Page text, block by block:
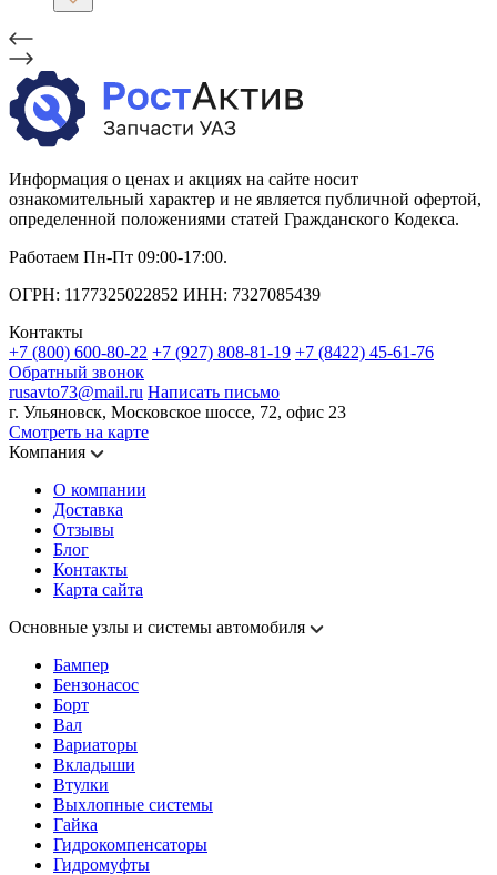
Информация о ценах и акциях на сайте носит
ознакомительный характер и не является публичной офертой,
определенной положениями статей Гражданского Кодекса.
Работаем Пн-Пт 09:00-17:00.
ОГРН: 1177325022852 ИНН: 7327085439
Контакты
+7 (800) 600-80-22 +7 (927) 808-81-19 +7 (8422) 45-61-76
Обратный звонок
rusavto73@mail.ru Написать письмо
г. Ульяновск, Московское шоссе, 72, офис 23
Смотреть на карте
Компания
О компании
Доставка
Отзывы
Блог
Контакты
Карта сайта
Основные узлы и системы автомобиля
Бампер
Бензонасос
Борт
Вал
Вариаторы
Вкладыши
Втулки
Выхлопные системы
Гайка
Гидрокомпенсаторы
Гидромуфты